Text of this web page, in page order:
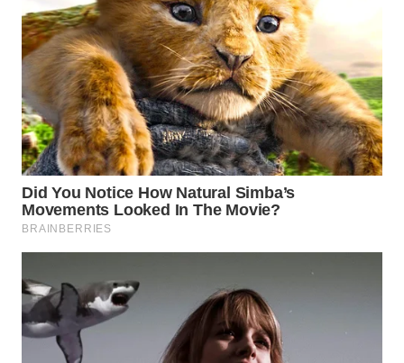
WN DELI
SERDANG
WN
TEBING
TINGGI
WN
PAKPAK
WN
KARAWANG
WN
BEKASI